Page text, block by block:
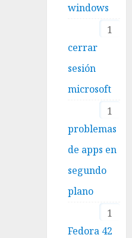
windows
1
cerrar
sesión
microsoft
1
problemas
de apps en
segundo
plano
1
Fedora 42